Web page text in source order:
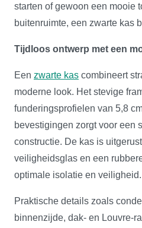
starten of gewoon een mooie
buitenruimte, een zwarte kas
Tijdloos ontwerp met een
Een zwarte kas combineert
moderne look. Het stevige
funderingsprofielen van 5,8
bevestigingen zorgt voor een
constructie. De kas is
veiligheidsglas en een
optimale isolatie en veiligheid.
Praktische details zoals
binnenzijde, dak- en Louvre-